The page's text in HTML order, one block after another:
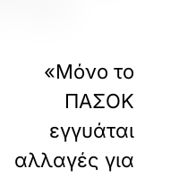
«Μόνο το
ΠΑΣΟΚ
εγγυάται
αλλαγές για